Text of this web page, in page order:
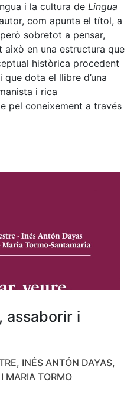
i la cultura de Lingua
com apunta el títol, a
sobretot a pensar,
això en una estructura que
històrica procedent
dota el llibre d’una
i rica
pel coneixement a través
assaborir i
INÉS ANTÓN DAYAS,
MARIA TORMO